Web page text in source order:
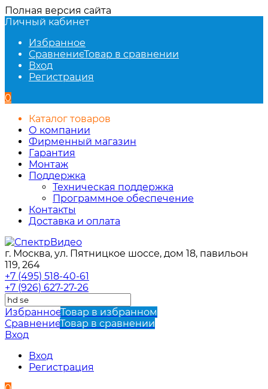
Полная версия сайта
Личный кабинет
Избранное
СравнениеТовар в сравнении
Вход
Регистрация
0
Каталог товаров
О компании
Фирменный магазин
Гарантия
Монтаж
Поддержка
Техническая поддержка
Программное обеспечение
Контакты
Доставка и оплата
г. Москва, ул. Пятницкое шоссе, дом 18, павильон
119, 264
+7 (495) 518-40-61
+7 (926) 627-27-26
ИзбранноеТовар в избранном
СравнениеТовар в сравнении
Вход
Вход
Регистрация